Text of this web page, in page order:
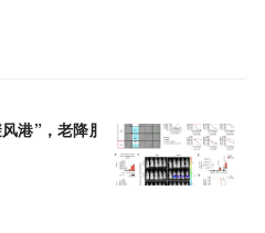
港”，老降脂药或能戳破 卵巢癌的